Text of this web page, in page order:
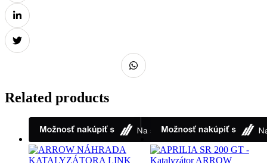
Related products